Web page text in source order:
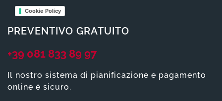
Cookie Policy
PREVENTIVO GRATUITO
+39 081 833 89 97
Il nostro sistema di pianificazione e pagamento
online è sicuro.